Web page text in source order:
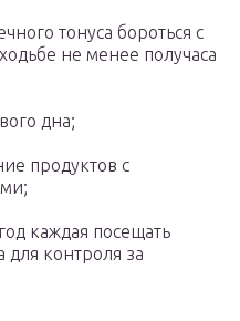
тонуса бороться с
не менее получаса
дна;
продуктов с
каждая посещать
для контроля за